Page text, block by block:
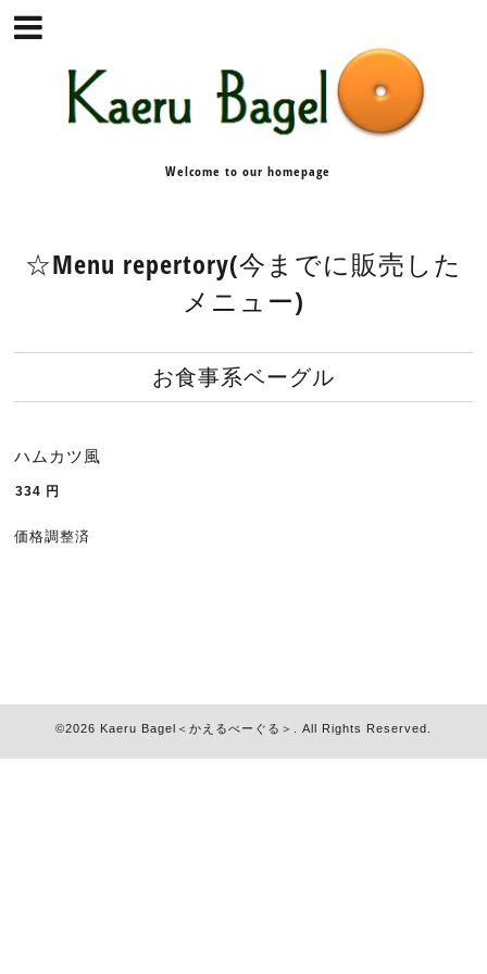
Welcome to our homepage
☆Menu repertory(今までに販売した
メニュー)
お食事系ベーグル
ハムカツ風
334 円
価格調整済
©2026 Kaeru Bagel＜かえるべーぐる＞ . All Rights Reserved.